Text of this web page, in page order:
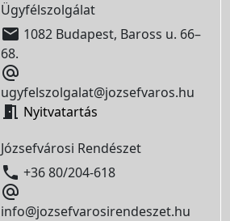
Ügyfélszolgálat
 1082 Budapest, Baross u. 66–
68.

ugyfelszolgalat@jozsefvaros.hu
 Nyitvatartás
Józsefvárosi Rendészet
 +36 80/204-618

info@jozsefvarosirendeszet.hu